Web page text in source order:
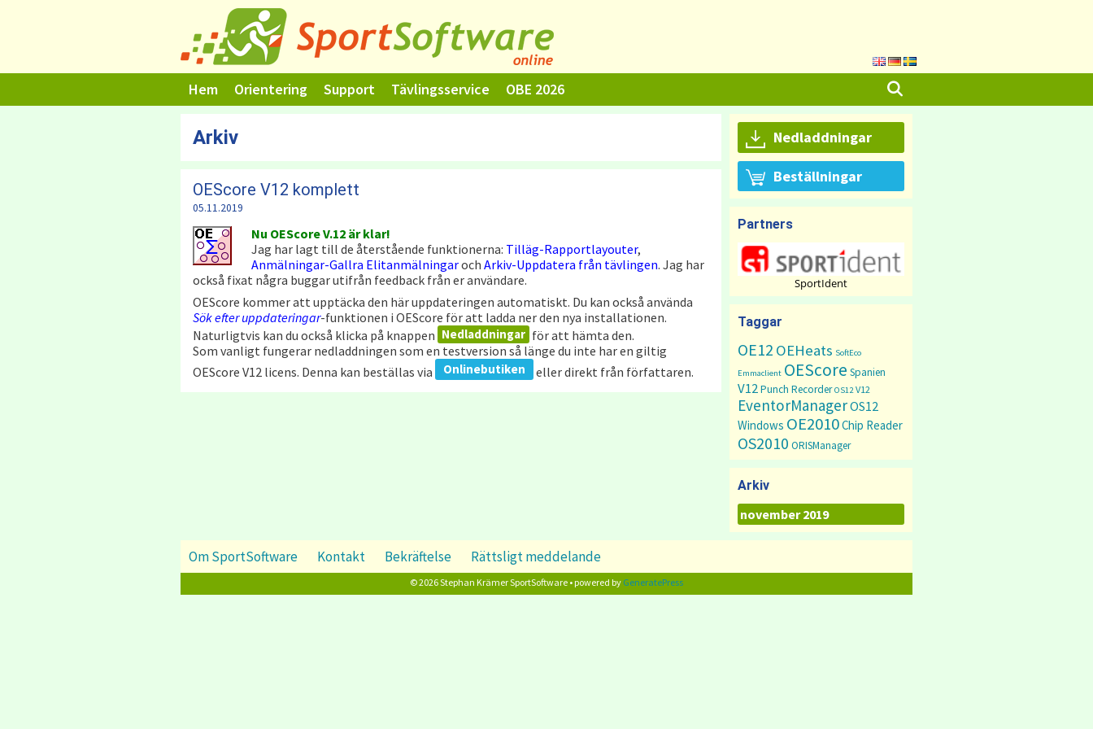
Hem Orientering Support Tävlingsservice OBE 2026
Arkiv
OEScore V12 komplett
05.11.2019
Nu OEScore V.12 är klar!
Jag har lagt till de återstående funktionerna: Tilläg-Rapportlayouter,
Anmälningar-Gallra Elitanmälningaroch Arkiv-Uppdatera från tävlingen. Jag har
också fixat några buggar utifrån feedback från er användare.
OEScore kommer att upptäcka den här uppdateringen automatiskt. Du kan också använda
Sök efter uppdateringar-funktionen i OEScore för att ladda ner den nya installationen.
Naturligtvis kan du också klicka på knappen Nedladdningar för att hämta den.
Som vanligt fungerar nedladdningen som en testversion så länge du inte har en giltig
OEScore V12 licens. Denna kan beställas via
Onlinebutiken eller direkt från författaren.
Nedladdningar
Beställningar
Partners
SportIdent
Taggar
OE12 OEHeats SoftEco
Emmaclient OEScore Spanien
V12Punch Recorder OS12 V12
EventorManagerOS12
Windows OE2010Chip Reader
OS2010 ORISManager
Arkiv
Arkiv
Om SportSoftware Kontakt Bekräftelse Rättsligt meddelande
© 2026 Stephan Krämer SportSoftware • powered by GeneratePress